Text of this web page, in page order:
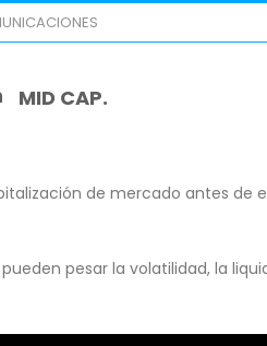
MID CAP.
de mercado antes
pesar la volatilidad, la